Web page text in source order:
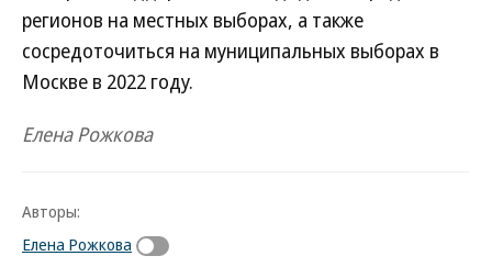
регионов на местных выборах, а также
сосредоточиться на муниципальных выборах в
Москве в 2022 году.
Елена Рожкова
Авторы:
Елена Рожкова